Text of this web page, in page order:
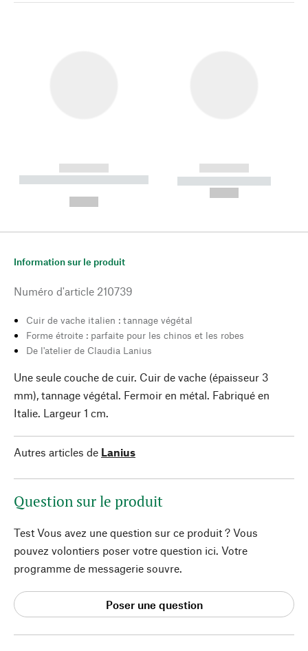
------------
----------- ----------- --------
------------
----------- -----------
Information sur le produit
Numéro d'article 210739
Cuir de vache italien : tannage végétal
Forme étroite : parfaite pour les chinos et les robes
De l'atelier de Claudia Lanius
Une seule couche de cuir. Cuir de vache (épaisseur 3
mm), tannage végétal. Fermoir en métal. Fabriqué en
Italie. Largeur 1 cm.
Autres articles de Lanius
Question sur le produit
Test Vous avez une question sur ce produit ? Vous
pouvez volontiers poser votre question ici. Votre
programme de messagerie souvre.
Poser une question